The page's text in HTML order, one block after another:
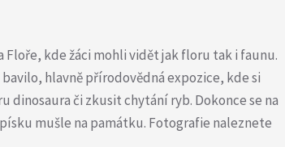
Floře, kde žáci mohli vidět jak floru tak i faunu.
hlavně přírodovědná expozice, kde si
či zkusit chytání ryb. Dokonce se na
mušle na památku. Fotografie naleznete